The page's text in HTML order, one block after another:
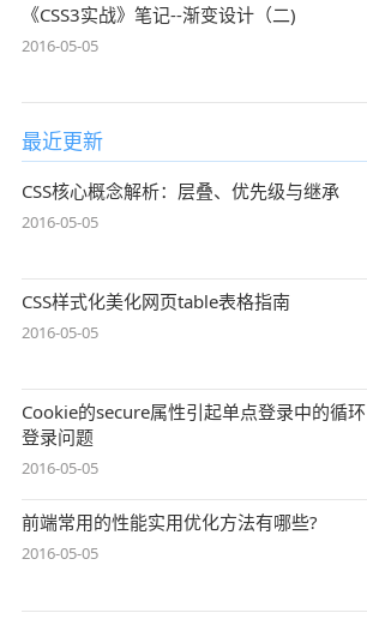
《CSS3实战》笔记--渐变设计（二)
2016-05-05
最近更新
CSS核心概念解析：层叠、优先级与继承
2016-05-05
CSS样式化美化网页table表格指南
2016-05-05
Cookie的secure属性引起单点登录中的循环
登录问题
2016-05-05
前端常用的性能实用优化方法有哪些?
2016-05-05